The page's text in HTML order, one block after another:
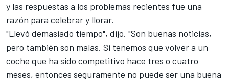
y las respuestas a los problemas recientes fue una
razón para celebrar y llorar.
"Llevó demasiado tiempo", dijo. "Son buenas noticias,
pero también son malas. Si tenemos que volver a un
coche que ha sido competitivo hace tres o cuatro
meses, entonces seguramente no puede ser una buena